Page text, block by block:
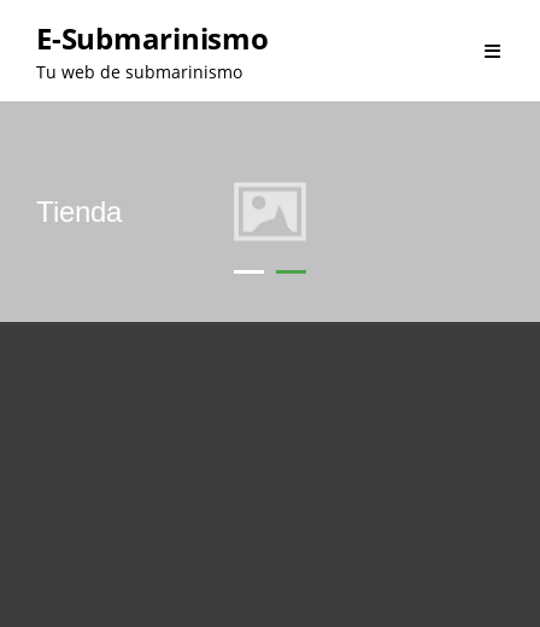
contenido
E-Submarinismo
Tu web de submarinismo
• •
Tienda